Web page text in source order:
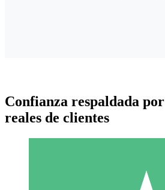
Confianza respaldada
reales de clientes